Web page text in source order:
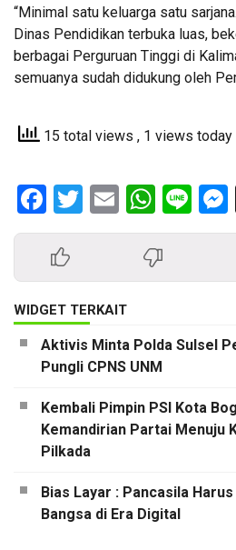
“Minimal satu keluarga satu
Dinas Pendidikan terbuka luas,
berbagai Perguruan Tinggi di
semuanya sudah didukung oleh
15 total views , 1 views today
Facebook
Twitter
Email
WIDGET TERKAIT
Aktivis Minta Polda Sulsel
Pungli CPNS UNM
Kembali Pimpin PSI Kota
Kemandirian Partai Menuju
Pilkada
Bias Layar : Pancasila
Bangsa di Era Digital